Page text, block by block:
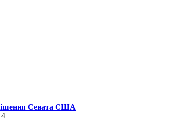
Рішення Сената США